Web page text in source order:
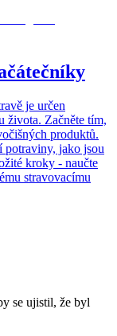
je určen
života. Začněte tím,
produktů.
potraviny, jako jsou
kroky - naučte
stravovacímu
se ujistil, že byl